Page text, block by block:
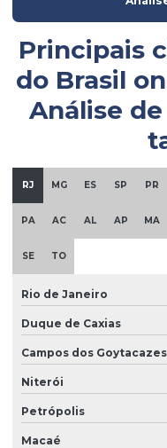
Empresa de obra civil
Empresa de sondagem
Empresa de sondagem
Empresa sondagem solo
Empresa de sondagem SPT
Empresa de topografia
Empresas de fundações e
Empresas de
Empresas de remediação
Empresas de sondagem
Empresas de sondagem
Ensaio geofísico
Principais
do Brasil
Análise
RJ MG ES SP PR
PA AC AL AP MA
SE TO
Rio de Janeiro
Duque de Caxias
Campos dos Goytacazes
Niterói
Petrópolis
Macaé